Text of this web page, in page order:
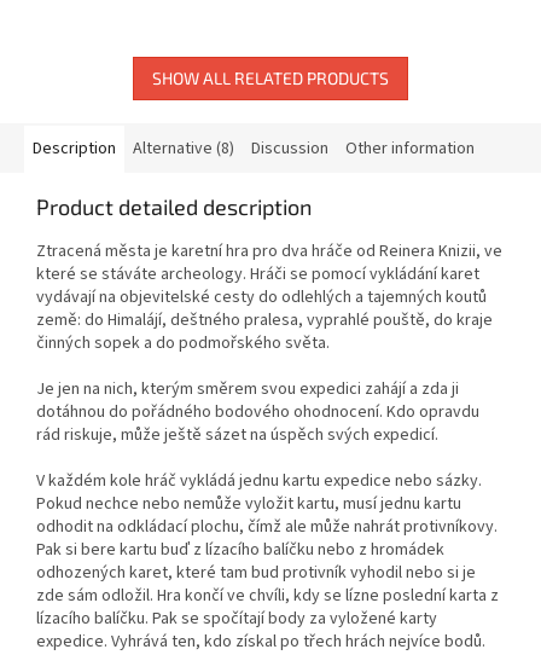
SHOW ALL RELATED PRODUCTS
Description Alternative (8) Discussion Other information
Product detailed description
Ztracená města je karetní hra pro dva hráče od Reinera Knizii, ve
které se stáváte archeology. Hráči se pomocí vykládání karet
vydávají na objevitelské cesty do odlehlých a tajemných koutů
země: do Himalájí, deštného pralesa, vyprahlé pouště, do kraje
činných sopek a do podmořského světa.
Je jen na nich, kterým směrem svou expedici zahájí a zda ji
dotáhnou do pořádného bodového ohodnocení. Kdo opravdu
rád riskuje, může ještě sázet na úspěch svých expedicí.
V každém kole hráč vykládá jednu kartu expedice nebo sázky.
Pokud nechce nebo nemůže vyložit kartu, musí jednu kartu
odhodit na odkládací plochu, čímž ale může nahrát protivníkovy.
Pak si bere kartu buď z lízacího balíčku nebo z hromádek
odhozených karet, které tam bud protivník vyhodil nebo si je
zde sám odložil. Hra končí ve chvíli, kdy se lízne poslední karta z
lízacího balíčku. Pak se spočítají body za vyložené karty
expedice. Vyhrává ten, kdo získal po třech hrách nejvíce bodů.